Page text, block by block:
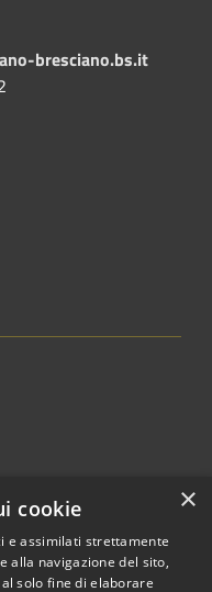
bresciano.bs.it
×
cookie
e assimilati strettamente
alla navigazione del sito,
solo fine di elaborare